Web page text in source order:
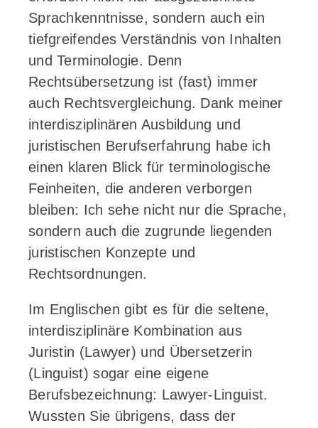
Sprachkenntnisse, sondern auch ein
tiefgreifendes Verständnis von Inhalten
und Terminologie. Denn
Rechtsübersetzung ist (fast) immer
auch Rechtsvergleichung. Dank meiner
interdisziplinären Ausbildung und
juristischen Berufserfahrung habe ich
einen klaren Blick für terminologische
Feinheiten, die anderen verborgen
bleiben: Ich sehe nicht nur die Sprache,
sondern auch die zugrunde liegenden
juristischen Konzepte und
Rechtsordnungen.
Im Englischen gibt es für die seltene,
interdisziplinäre Kombination aus
Juristin (Lawyer) und Übersetzerin
(Linguist) sogar eine eigene
Berufsbezeichnung: Lawyer-Linguist.
Wussten Sie übrigens, dass der